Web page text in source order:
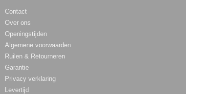
Contact
Over ons
Openingstijden
Algemene voorwaarden
Ruilen & Retourneren
Garantie
Privacy verklaring
Levertijd